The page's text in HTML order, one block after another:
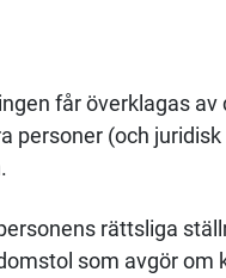
får överklagas
personer (och
rättsliga
som avgör om